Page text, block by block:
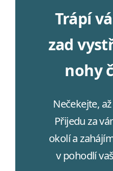
Trápí
zad
nohy
Nečekejte,
Přijedu za
okolí a
v pohodlí